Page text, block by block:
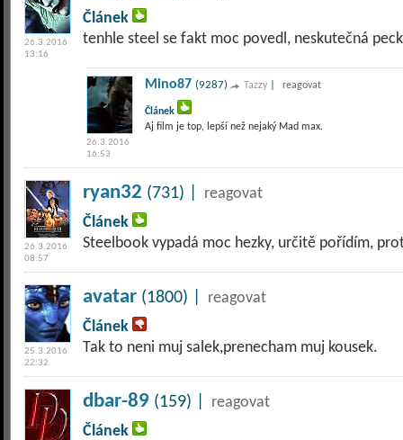
26.3.2016
13:16
Článek
tenhle steel se fakt moc povedl, neskutečná
26.3.2016
16:53
Mino87 (9287) Tazzy reagovat
Článek
Aj film je top, lepší než nejaký Mad max.
26.3.2016
08:57
ryan32 (731) |
reagovat
Článek
Steelbook vypadá moc hezky, určitě pořídím,
25.3.2016
22:32
avatar (1800) |
reagovat
Článek
Tak to neni muj salek,prenecham muj kousek.
dbar-89 (159) |
reagovat
Článek